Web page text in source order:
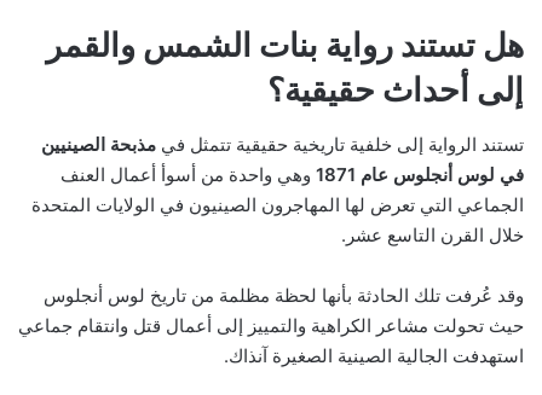
هل تستند رواية بنات الشمس والقمر
إلى أحداث حقيقية؟
تستند الرواية إلى خلفية تاريخية حقيقية تتمثل في مذبحة الصينيين
في لوس أنجلوس عام 1871
وهي واحدة من أسوأ أعمال العنف
الجماعي التي تعرض لها المهاجرون الصينيون في الولايات المتحدة
خلال القرن التاسع عشر.
وقد عُرفت تلك الحادثة بأنها لحظة مظلمة من تاريخ لوس أنجلوس
حيث تحولت مشاعر الكراهية والتمييز إلى أعمال قتل وانتقام جماعي
استهدفت الجالية الصينية الصغيرة آنذاك.